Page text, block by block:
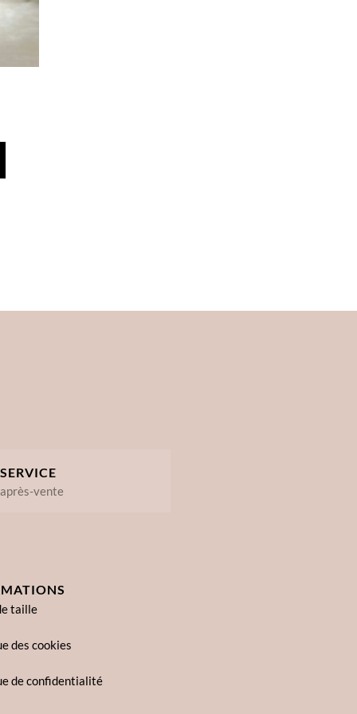
SERVICE
après-vente
taille
des cookies
de confidentialité